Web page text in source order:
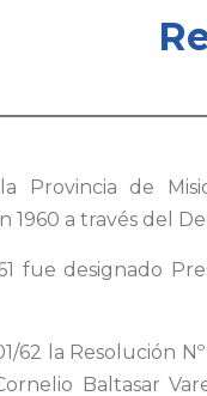
Provincia de
a través del
fue designado
62 la Resolución
Baltasar